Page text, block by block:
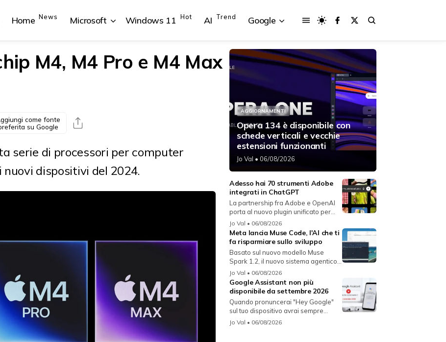
Home News Microsoft
{{POSTS[3].LABEL}}
{{posts[3].title}}
Windows 11 Hot AI Trend Google
{{POSTS[3].LABEL}}
{{posts[3].title}}
M4, M4 Pro e M4 Max
come fonte
su Google
serie di processori per computer
dispositivi del 2024.
AGGIORNAMENTI
Opera 134 è disponibile con
schede verticali e vecchie
estensioni funzionanti
Jo Val • 06/08/2026
Adesso hai 70 strumenti Adobe
integrati in ChatGPT
La partnership fra Adobe e OpenAI
porta al nuovo plugin unificato per...
Jo Val • 06/08/2026
Meta lancia Muse Code, l'AI che ti
fa risparmiare sullo sviluppo
Basato sul nuovo modello Muse
Spark 1.2, il nuovo sistema agentico
fun...
Jo Val • 06/08/2026
Google Assistant non più
disponibile da settembre 2026
Quando pronuncerai "Hey Google"
sul tuo dispositivo avrai sempre
Gemin...
Jo Val • 06/08/2026